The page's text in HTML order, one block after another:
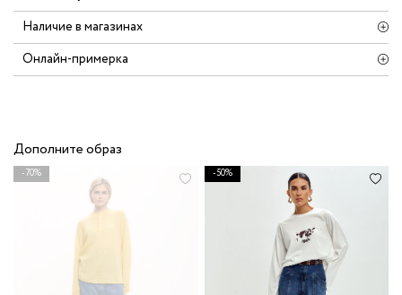
Наличие в магазинах
Онлайн-примерка
Дополните образ
-70% -50%